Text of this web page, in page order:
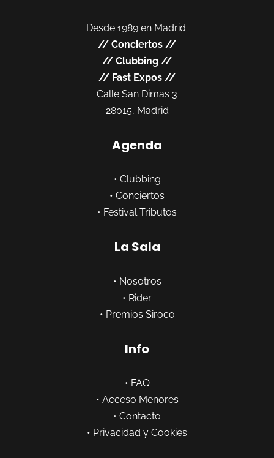
Desde 1989 en Madrid.
// Conciertos //
// Clubbing //
// Fast Expos //
Calle San Dimas 3
28015, Madrid
Agenda
• Clubbing
• Conciertos
• Festival Tributos
La Sala
• Nosotros
• Rider
• Premios Siroco
Info
• FAQ
• Acceso Menores
• Contacto
• Privacidad y Cookies